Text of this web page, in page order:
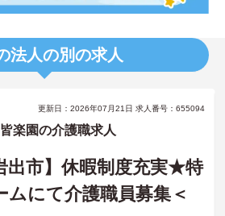
法人の別の求人
更新日：2026年07月21日 求人番号：655094
楽園の介護職求人
出市】休暇制度充実★特
ムにて介護職員募集＜